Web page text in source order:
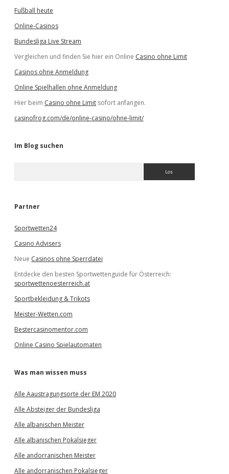
Fußball heute
Online-Casinos
Bundesliga Live Stream
Vergleichen und finden Sie hier ein Online Casino ohne Limit
Casinos ohne Anmeldung
Online Spielhallen ohne Anmeldung
Hier beim Casino ohne Limit sofort anfangen.
casinofrog.com/de/online-casino/ohne-limit/
Im Blog suchen
e
Partner
Sportwetten24
Casino Advisers
Neue Casinos ohne Sperrdatei
Entdecke den besten Sportwettenguide für Österreich:
sportwettenoesterreich.at
Sportbekleidung & Trikots
Meister-Wetten.com
Bestercasinomentor.com
Online Casino Spielautomaten
Was man wissen muss
Alle Aaustragungsorte der EM 2020
Alle Absteiger der Bundesliga
Alle albanischen Meister
Alle albanischen Pokalsieger
Alle andorranischen Meister
Alle andorranischen Pokalsieger